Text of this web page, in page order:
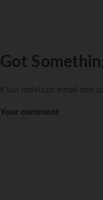
Got
Il tuo indirizzo email non
Your comment